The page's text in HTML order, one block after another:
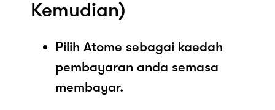
Kemudian)
Pilih Atome sebagai kaedah
pembayaran anda semasa
membayar.